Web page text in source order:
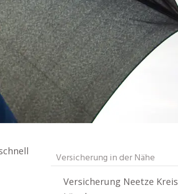
Versicherung in der Nähe
Versicherung Neetze Kreis